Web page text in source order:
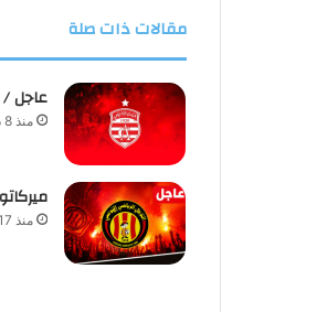
مقالات ذات صلة
عاجل /
منذ 8 دقائق
منذ 17 ساعة